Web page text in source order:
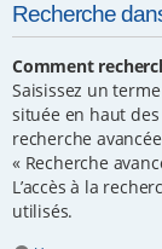
Recherche
Comment
Saisissez un
située en haut des
recherche
« Recherche
L’accès à la
utilisés.